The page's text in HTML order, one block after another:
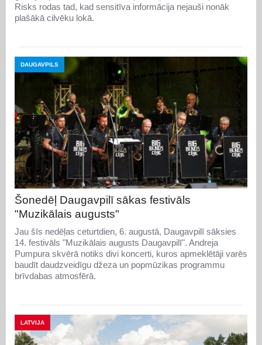
Risks rodas tad, kad sensitīva informācija nejauši nonāk
plašākā cilvēku lokā.
DAUGAVPILS
Šonedēļ Daugavpilī sākas festivāls
"Muzikālais augusts"
Jau šīs nedēļas ceturtdien, 6. augustā, Daugavpilī sāksies
14. festivāls "Muzikālais augusts Daugavpilī". Andreja
Pumpura skvērā notiks divi koncerti, kuros apmeklētāji varēs
baudīt daudzveidīgu džeza un popmūzikas programmu
brīvdabas atmosfērā.
LATVIJA